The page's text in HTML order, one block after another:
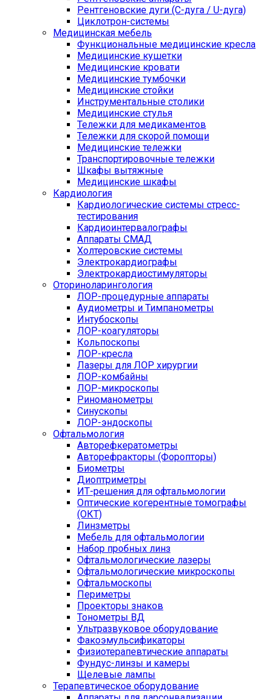
Рентгеновские дуги (С-дуга / U-дуга)
Циклотрон-системы
Медицинская мебель
Функциональные медицинские кресла
Медицинские кушетки
Медицинские кровати
Медицинские тумбочки
Медицинские стойки
Инструментальные столики
Медицинские стулья
Тележки для медикаментов
Тележки для скорой помощи
Медицинские тележки
Транспортировочные тележки
Шкафы вытяжные
Медицинские шкафы
Кардиология
Кардиологические системы стресс-
тестирования
Кардиоинтервалографы
Аппараты СМАД
Холтеровские системы
Электрокардиографы
Электрокардиостимуляторы
Оториноларингология
ЛОР-процедурные аппараты
Аудиометры и Тимпанометры
Интубоскопы
ЛОР-коагуляторы
Кольпоскопы
ЛОР-кресла
Лазеры для ЛОР хирургии
ЛОР-комбайны
ЛОР-микроскопы
Риноманометры
Синускопы
ЛОР-эндоскопы
Офтальмология
Авторефкератометры
Авторефракторы (Форопторы)
Биометры
Диоптриметры
ИТ-решения для офтальмологии
Оптические когерентные томографы
(ОКТ)
Линзметры
Мебель для офтальмологии
Набор пробных линз
Офтальмологические лазеры
Офтальмологические микроскопы
Офтальмоскопы
Периметры
Проекторы знаков
Тонометры ВД
Ультразвуковое оборудование
Факоэмульсификаторы
Физиотерапевтические аппараты
Фундус-линзы и камеры
Щелевые лампы
Терапевтическое оборудование